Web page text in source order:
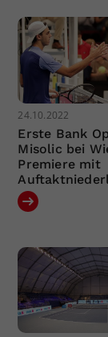
24.10.2022
Erste Bank
Misolic bei
Premiere mit